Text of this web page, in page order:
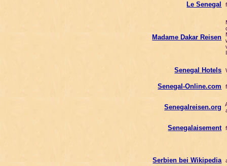
Le Senegal
Madame Dakar Reisen
Senegal Hotels
Senegal-Online.com
Senegalreisen.org
Senegalaisement
Serbien bei Wikipedia